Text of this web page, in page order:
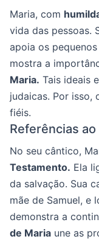
Maria, com
vida das pessoas.
apoia os
mostra a
Maria. Tais ideais
judaicas. Por
fiéis.
Referências
No seu cântico,
Testamento. Ela
da salvação. Sua
mãe de Samuel, e
demonstra a
de Maria une as